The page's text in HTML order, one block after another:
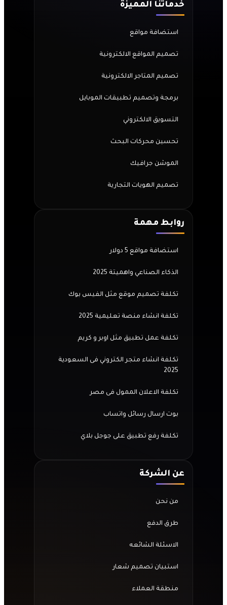
خدماتنا المميزة
استضافة مواقع
تصميم المواقع الالكترونية
تصميم المتاجر الالكترونية
برمجة وتصميم تطبيقات الموبايل
التسويق الالكتروني
تحسين محركات البحث
الموشن جرافيك
تصميم الهويات التجارية
روابط مهمة
استضافة مواقع 5 دولار
الذكاء الصناعي واهميتة 2025
تكلفة تصميم موقع مثل الفيس بوك
تكلفة انشاء منصة تعليمية 2025
تكلفة عمل تطبيق مثل اوبر و كريم
تكلفة انشاء متجر الكتروني فى السعودية
2025
تكلفة الاعلان الممول فى مصر
بوت ارسال رسائل واتساب
تكلفة رفع تطبيق على جوجل بلاي
عن الشركة
من نحن
طرق الدفع
الاسئلة الشائعه
استبيان تصميم شعار
منطقة العملاء